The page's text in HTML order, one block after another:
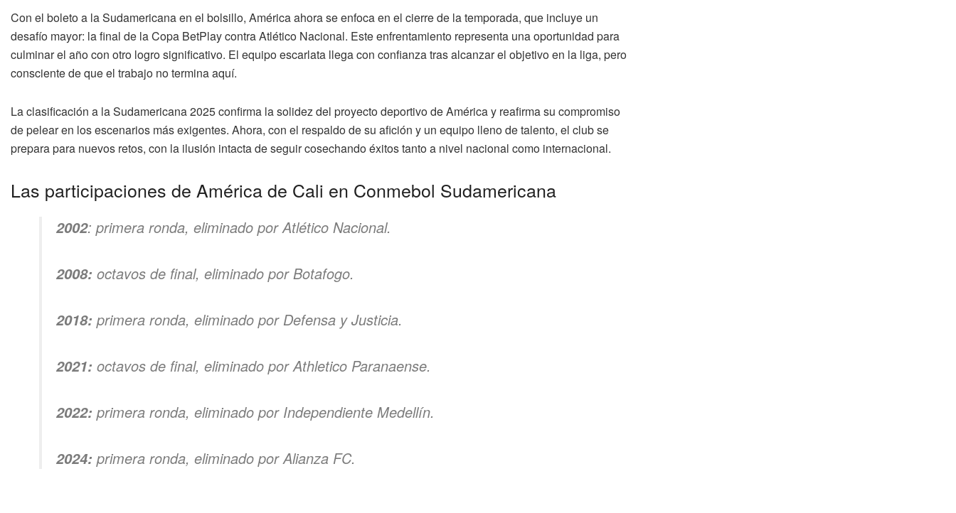
Con el boleto a la Sudamericana en el bolsillo, América ahora se enfoca en el cierre de la temporada, que incluye un
desafío mayor: la final de la Copa BetPlay contra Atlético Nacional. Este enfrentamiento representa una oportunidad para
culminar el año con otro logro significativo. El equipo escarlata llega con confianza tras alcanzar el objetivo en la liga, pero
consciente de que el trabajo no termina aquí.
La clasificación a la Sudamericana 2025 confirma la solidez del proyecto deportivo de América y reafirma su compromiso
de pelear en los escenarios más exigentes. Ahora, con el respaldo de su afición y un equipo lleno de talento, el club se
prepara para nuevos retos, con la ilusión intacta de seguir cosechando éxitos tanto a nivel nacional como internacional.
Las participaciones de América de Cali en Conmebol Sudamericana
2002: primera ronda, eliminado por Atlético Nacional.
2008: octavos de final, eliminado por Botafogo.
2018: primera ronda, eliminado por Defensa y Justicia.
2021: octavos de final, eliminado por Athletico Paranaense.
2022: primera ronda, eliminado por Independiente Medellín.
2024: primera ronda, eliminado por Alianza FC.